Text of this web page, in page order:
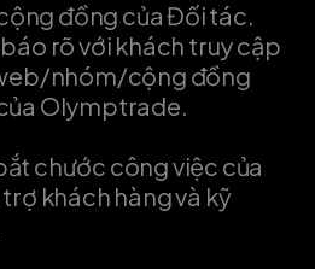
đồng của Đối tác.
rõ với khách truy cập
nhóm/cộng đồng
Olymptrade.
chước công việc của
khách hàng và kỹ